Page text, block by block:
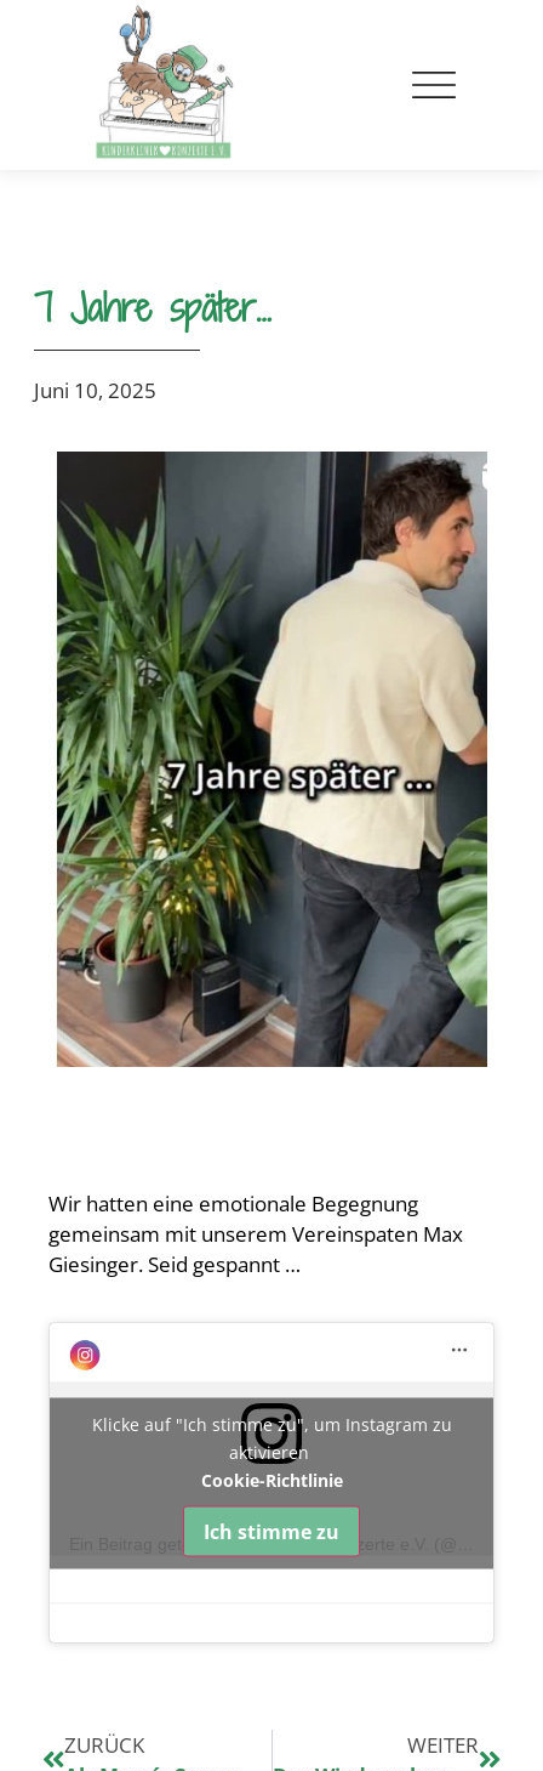
7 Jahre später…
Juni 10, 2025
Wir hatten eine emotionale Begegnung
gemeinsam mit unserem Vereinspaten Max
Giesinger. Seid gespannt …
Klicke auf "Ich stimme zu", um Instagram zu
aktivieren
Cookie-Richtlinie
Ich stimme zu
ZURÜCK
WEITER